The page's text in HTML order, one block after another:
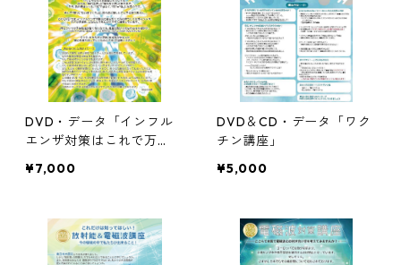
DVD・データ「インフル
エンザ対策はこれで万
ナウィルス性含む））」
¥7,000
DVD＆CD・データ「ワク
チン講座」
¥5,000